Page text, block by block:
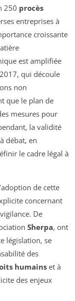
250 procès
entreprises à
croissante
est amplifiée
qui découle
non
que le plan de
mesures pour
la validité
débat, en
le cadre légal à
de cette
concernant
De
Sherpa, ont
législation, se
des
humains et à
des enjeux